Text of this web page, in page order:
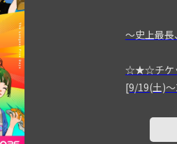
～史上最長
☆★☆チケ
[9/19(土)